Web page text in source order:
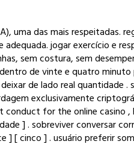
uma das mais respeitadas.
jogar exercício e
sem costura, sem
de vinte e quatro
de lado real quantidade
exclusivamente
for the online
] . sobreviver conversar
[ cinco ] . usuário preferir